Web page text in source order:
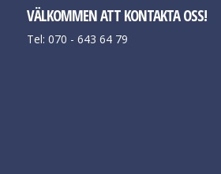
VÄLKOMMEN ATT KONTAKTA OSS!
Tel: 070 - 643 64 79